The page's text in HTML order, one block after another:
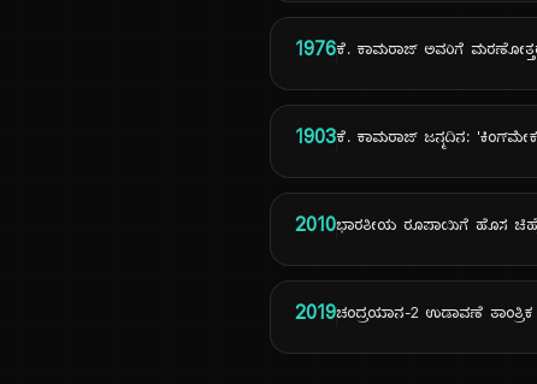
1976ಕೆ. ಕಾಮರಾಜ್ ಅವರಿಗೆ ಮರಣೋತ್ತರ
1903ಕೆ. ಕಾಮರಾಜ್ ಜನ್ಮದಿನ:
2010ಭಾರತೀಯ ರೂಪಾಯಿಗೆ ಹೊಸ
2019ಚಂದ್ರಯಾನ-2 ಉಡಾವಣೆ